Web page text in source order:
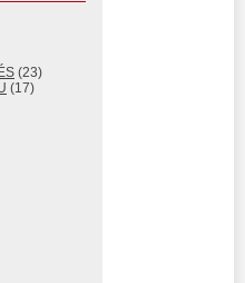
(23)
(17)